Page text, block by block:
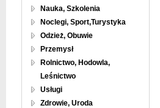
Nauka, Szkolenia
Noclegi, Sport,Turystyka
Odzież, Obuwie
Przemysł
Rolnictwo, Hodowla,
Leśnictwo
Usługi
Zdrowie, Uroda